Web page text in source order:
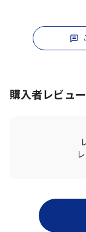
購入者レビュー